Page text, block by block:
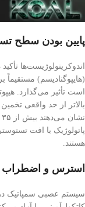
پایین بودن سطح
اندوکرینولوژیست‌ها
(هایپوگنادیسم)
است تأثیر می‌گذارد.
بالاتر از حد واقعی
پاتولوژیک با افت
هستند.
استرس و
سیستم عصبی سمپاتیک